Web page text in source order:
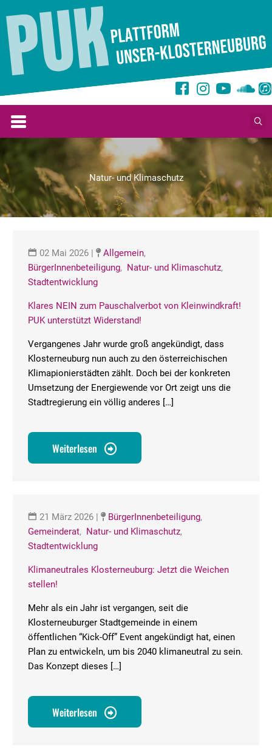
Inhalt
springen
Natur- und Klimaschutz
02 Mai 2026 | Allgemein,
BürgerInnenbeteiligung, Natur- und Klimaschutz,
Stadtentwicklung
Klares NEIN zum Pauschalverbot von Kleinwindkraft!
PUK unterstützt Widerstand!
Vergangenes Jahr wurde groß angekündigt, dass
Klosterneuburg nun auch zu den österreichischen
Klimapionierstädten zählt. Doch bei der konkreten
Umsetzung der Energiewende vor Ort zeigt uns die
Stadtregierung ein völlig anderes […]
Weiterlesen
21 März 2026 | BürgerInnenbeteiligung,
Gemeinderat, Natur- und Klimaschutz,
Stadtentwicklung
Klimaneutrales Klosterneuburg: Jetzt die Weichen
stellen!
Mehr als ein Jahr ist vergangen, seit die
Klosterneuburger Stadtgemeinde in einem
öffentlichen “Kick-Off” Event angekündigt hat, einen
Plan zu entwickeln, um bis 2040 klimaneutral zu sein.
Das Konzept dieses […]
Weiterlesen